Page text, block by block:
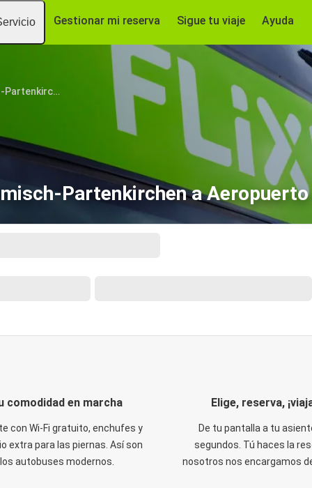
Gestionar mi reserva Sigue tu viaje Ayuda
Garmisch-Partenkirchen
Partenkirchen a
comodidad en marcha
con Wi-Fi gratuito, enchufes y
extra para las piernas. Así son
los autobuses modernos.
Elige, reserva,
De tu pantalla a tu
segundos. Tú haces la
nosotros nos encargamos